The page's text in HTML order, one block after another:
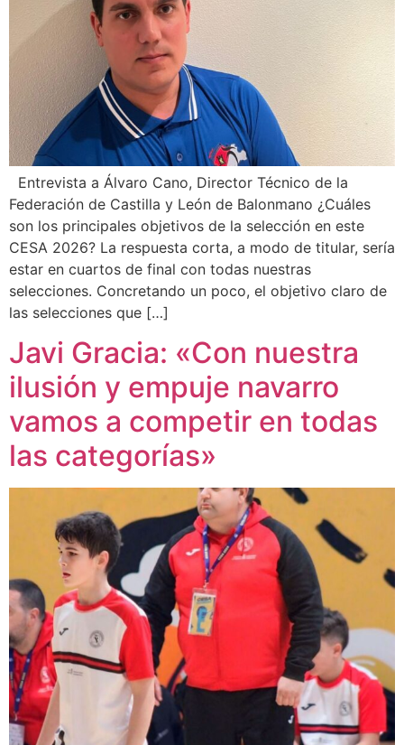
Entrevista a Álvaro Cano, Director Técnico de la
Federación de Castilla y León de Balonmano ¿Cuáles
son los principales objetivos de la selección en este
CESA 2026? La respuesta corta, a modo de titular, sería
estar en cuartos de final con todas nuestras
selecciones. Concretando un poco, el objetivo claro de
las selecciones que […]
Javi Gracia: «Con nuestra
ilusión y empuje navarro
vamos a competir en todas
las categorías»